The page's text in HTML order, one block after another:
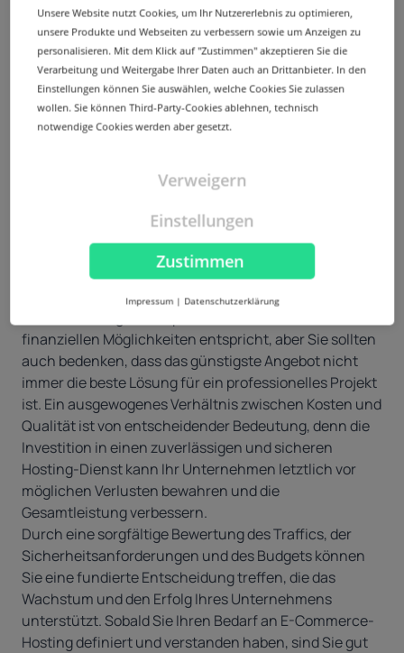
Informationen von Kund:innen wie persönliche
Angaben und Zahlungsdaten verarbeitet. Daher hat
die Sicherheit höchste Priorität. Bei der Bewertung von
Hosting Providern sollten Sie unbedingt auf
Sicherheitsmerkmale und Zertifizierungen achten, die
den gesetzlichen Bestimmungen Ihres Landes
Provider über solide Sicherheitsmaßnahmen verfügt,
Vertrauen Ihrer Kund:innen stärken.
Ihr Budget spielt eine zentrale Rolle bei der
Entscheidung für einen bestimmten Hosting-Plan. Es
finanziellen Möglichkeiten entspricht, aber Sie sollten
auch bedenken, dass das günstigste Angebot nicht
immer die beste Lösung für ein professionelles Projekt
ist. Ein ausgewogenes Verhältnis zwischen Kosten und
Qualität ist von entscheidender Bedeutung, denn die
Investition in einen zuverlässigen und sicheren
Hosting-Dienst kann Ihr Unternehmen letztlich vor
möglichen Verlusten bewahren und die
Gesamtleistung verbessern.
Durch eine sorgfältige Bewertung des Traffics, der
Sicherheitsanforderungen und des Budgets können
Sie eine fundierte Entscheidung treffen, die das
Wachstum und den Erfolg Ihres Unternehmens
unterstützt. Sobald Sie Ihren Bedarf an E-Commerce-
Hosting definiert und verstanden haben, sind Sie gut
Unsere Website nutzt Cookies, um Ihr Nutzererlebnis zu optimieren,
unsere Produkte und Webseiten zu verbessern sowie um Anzeigen zu
personalisieren. Mit dem Klick auf "Zustimmen" akzeptieren Sie die
Verarbeitung und Weitergabe Ihrer Daten auch an Drittanbieter. In den
Einstellungen können Sie auswählen, welche Cookies Sie zulassen
wollen. Sie können Third-Party-Cookies ablehnen, technisch
notwendige Cookies werden aber gesetzt.
Zustimmen
Verweigern
Einstellungen
Impressum | Datenschutzerklärung